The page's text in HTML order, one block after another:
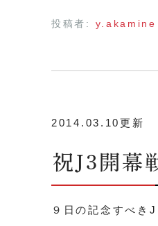
投稿者: y.akamine
2014.03.10更新
祝J3開幕
９日の記念すべきJ